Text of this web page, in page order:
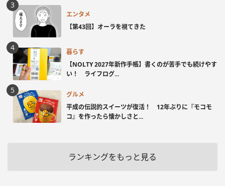
エンタメ
【第43回】オーラを視てきた
暮らす
【NOLTY 2027年新作手帳】書くのが苦手でも続けやす
い！ ライフログ...
グルメ
平成の伝説的スイーツが復活！ 12年ぶりに『モコモ
コ』を作ったら懐かしさと...
ランキングをもっと見る